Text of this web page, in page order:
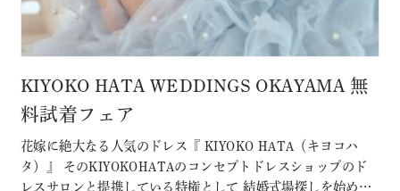
KIYOKO HATA WEDDINGS OKAYAMA 無
料試着フェア
花嫁に絶大なる人気のドレス『 KIYOKO HATA（キヨコハ
タ）』 そのKIYOKOHATAのコンセプトドレスショップのド
レスサロンと提携している特権として 結婚式場探しを始めた